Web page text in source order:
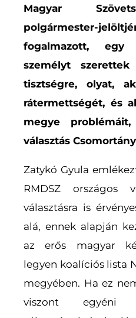
Magyar
polgármester-
fogalmazott, egy
személyt
tisztségre, olyat,
rátermettségét, és
megye
választás
Zatykó Gyula
RMDSZ országos
választásra is
alá, ennek alapján
az erős magyar
legyen koalíciós lista
megyében. Ha ez
viszont